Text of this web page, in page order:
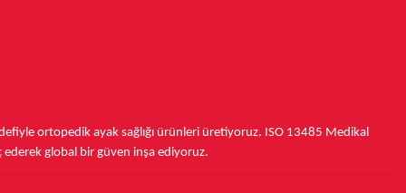
ortopedik ayak sağlığı ürünleri üretiyoruz. ISO 13485 Medikal
ederek global bir güven inşa ediyoruz.